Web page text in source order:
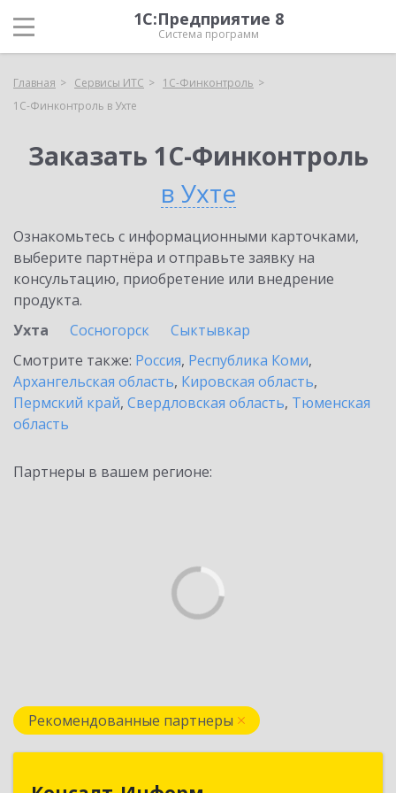
1С:Предприятие 8
Система программ
Главная Сервисы ИТС
1С-Финконтроль
1С-Финконтроль в Ухте
Заказать 1С-Финконтроль
в Ухте
Ознакомьтесь с информационными карточками,
выберите партнёра и отправьте заявку на
консультацию, приобретение или внедрение
продукта.
Ухта
Сосногорск
Сыктывкар
Смотрите также: Россия, Республика Коми,
Архангельская область, Кировская область,
Пермский край, Свердловская область, Тюменская
область
Партнеры в вашем регионе:
Рекомендованные партнеры